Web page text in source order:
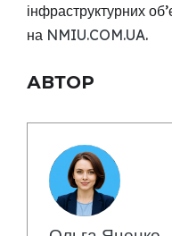
інфраструктурних
на NMIU.COM.UA.
АВТОР